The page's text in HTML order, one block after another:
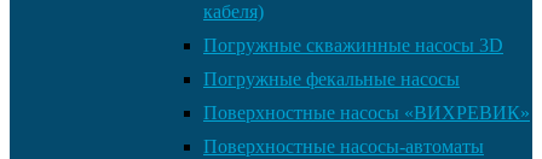
кабеля)
Погружные скважинные насосы 3D
Погружные фекальные насосы
Поверхностные насосы «ВИХРЕВИК»
Поверхностные насосы-автоматы